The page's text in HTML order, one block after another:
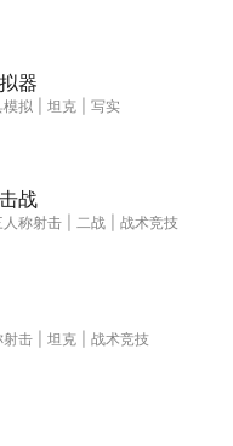
器
模拟 坦克
写实
战
人称射击 二战
战术竞技
射击 坦克
战术竞技